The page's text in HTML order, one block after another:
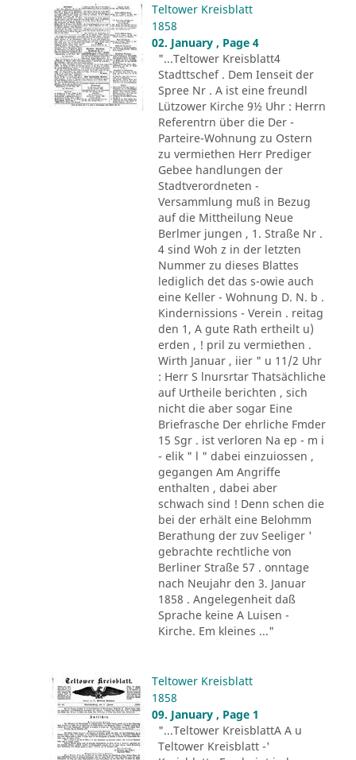
Teltower Kreisblatt
1858
02. January , Page 4
"...Teltower Kreisblatt4
Stadttschef . Dem Ienseit der
Spree Nr . A ist eine freundl
Lützower Kirche 9½ Uhr : Herrn
Referentrn über die Der -
Parteire-Wohnung zu Ostern
zu vermiethen Herr Prediger
Gebee handlungen der
Stadtverordneten -
Versammlung muß in Bezug
auf die Mittheilung Neue
Berlmer jungen , 1. Straße Nr .
4 sind Woh z in der letzten
Nummer zu dieses Blattes
lediglich det das s-owie auch
eine Keller - Wohnung D. N. b .
Kindernissions - Verein . reitag
den 1, A gute Rath ertheilt u)
erden , ! pril zu vermiethen .
Wirth Januar , iier " u 11/2 Uhr
: Herr S lnursrtar Thatsächliche
auf Urtheile berichten , sich
nicht die aber sogar Eine
Briefrasche Der ehrliche Fmder
15 Sgr . ist verloren Na ep - m i
- elik " l " dabei einzuiossen ,
gegangen Am Angriffe
enthalten , dabei aber
schwach sind ! Denn schen die
bei der erhält eine Belohmm
Berathung der zuv Seeliger '
gebrachte rechtliche von
Berliner Straße 57 . onntage
nach Neujahr den 3. Januar
1858 . Angelegenheit daß
Sprache keine A Luisen -
Kirche. Em kleines ..."
Teltower Kreisblatt
1858
09. January , Page 1
"...Teltower KreisblattA A u
Teltower Kreisblatt -'